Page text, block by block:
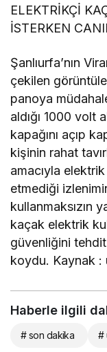
ELEKTRİKÇİ
İSTERKEN
Şanlıurfa’nın
çekilen
panoya
aldığı 1000 volt
kapağını açıp
kişinin rahat
amacıyla
etmediği
kullanmaksızın
kaçak elektrik
güvenliğini
koydu. Kaynak :
Haberle ilgili
# son dakika #